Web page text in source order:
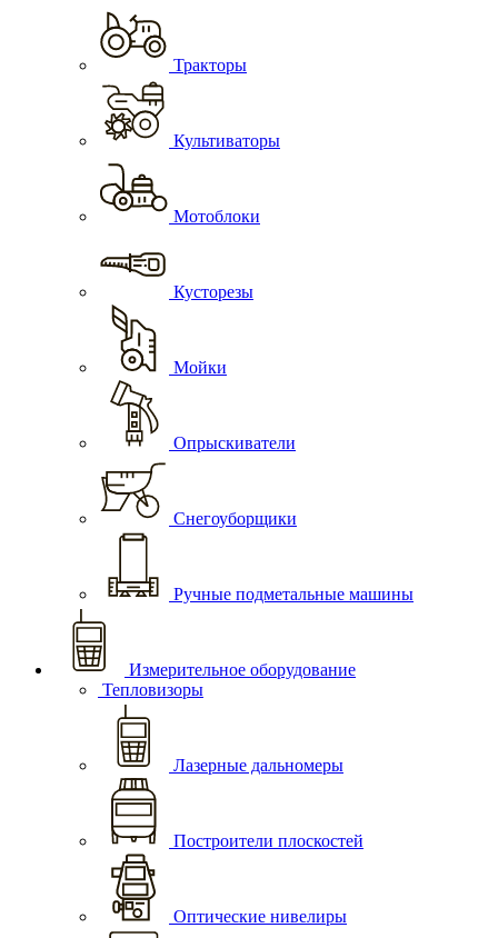
Тракторы
Культиваторы
Мотоблоки
Кусторезы
Мойки
Опрыскиватели
Снегоуборщики
Ручные подметальные машины
Измерительное оборудование
Тепловизоры
Лазерные дальномеры
Построители плоскостей
Оптические нивелиры